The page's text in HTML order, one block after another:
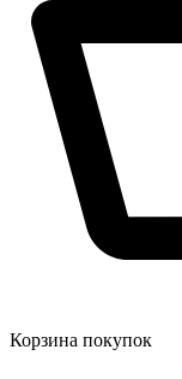
Корзина покупок